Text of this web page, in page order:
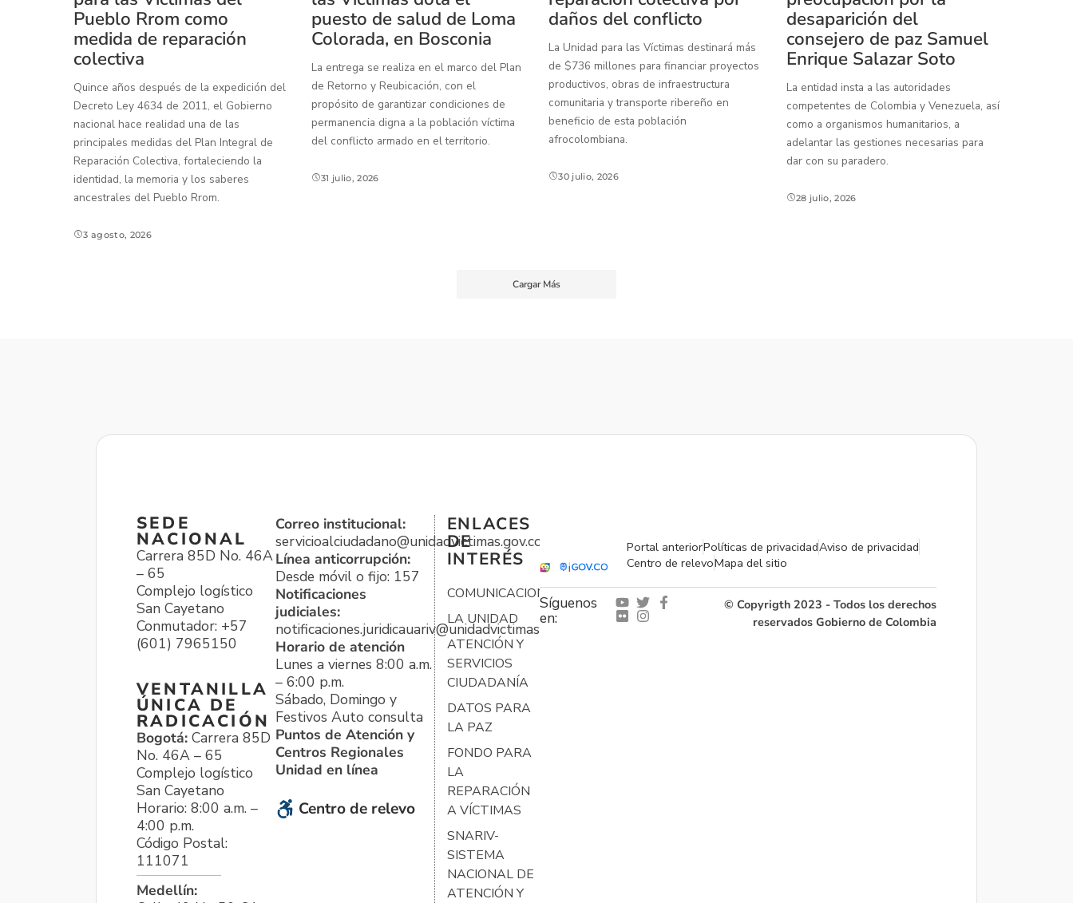
Pueblo Rrom como
medida de reparación
colectiva
Quince años después de la expedición del
Decreto Ley 4634 de 2011, el Gobierno
nacional hace realidad una de las
principales medidas del Plan Integral de
Reparación Colectiva, fortaleciendo la
identidad, la memoria y los saberes
ancestrales del Pueblo Rrom.
3 agosto, 2026
puesto de salud de Loma
Colorada, en Bosconia
La entrega se realiza en el marco del Plan
de Retorno y Reubicación, con el
propósito de garantizar condiciones de
permanencia digna a la población víctima
del conflicto armado en el territorio.
31 julio, 2026
daños del conflicto
La Unidad para las Víctimas destinará más
de $736 millones para financiar proyectos
productivos, obras de infraestructura
comunitaria y transporte ribereño en
beneficio de esta población
afrocolombiana.
30 julio, 2026
desaparición del
consejero de paz Samuel
Enrique Salazar Soto
La entidad insta a las autoridades
competentes de Colombia y Venezuela, así
como a organismos humanitarios, a
adelantar las gestiones necesarias para
dar con su paradero.
28 julio, 2026
Cargar Más
SEDE
NACIONAL
Carrera 85D No. 46A
– 65
Complejo logístico
San Cayetano
Conmutador: +57
(601) 7965150
VENTANILLA
ÚNICA DE
RADICACIÓN
Bogotá: Carrera 85D
No. 46A – 65
Complejo logístico
San Cayetano
Horario: 8:00 a.m. –
4:00 p.m.
Código Postal:
111071
Medellín:
Correo institucional:
servicioalciudadano@unidadvictimas.gov.co
Línea anticorrupción:
Desde móvil o fijo: 157
Notificaciones
judiciales:
notificaciones.juridicauariv@unidadvictimas.gov.co
Horario de atención
Lunes a viernes 8:00 a.m.
– 6:00 p.m.
Sábado, Domingo y
Festivos Auto consulta
Puntos de Atención y
Centros Regionales
Unidad en línea
Centro de relevo
ENLACES
DE
INTERÉS
COMUNICACIONES
LA UNIDAD
ATENCIÓN Y
SERVICIOS
CIUDADANÍA
DATOS PARA
LA PAZ
FONDO PARA
LA
REPARACIÓN
A VÍCTIMAS
SNARIV-
SISTEMA
NACIONAL DE
ATENCIÓN Y
Portal anteriorPolíticas de privacidadAviso de privacidad
Centro de relevoMapa del sitio
Síguenos
en:
© Copyrigth 2023 - Todos los derechos
reservados Gobierno de Colombia